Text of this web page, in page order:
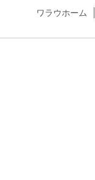
ワラウホーム